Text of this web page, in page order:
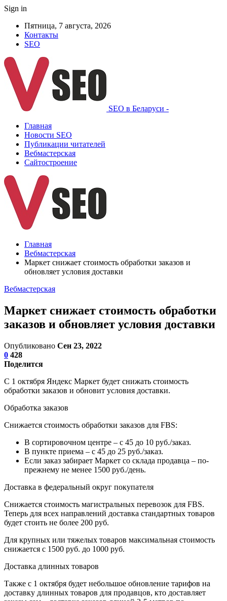
Sign in
Пятница, 7 августа, 2026
Контакты
SEO
SEO в Беларуси -
Главная
Новости SEO
Публикации читателей
Вебмастерская
Сайтостроение
Главная
Вебмастерская
Маркет снижает стоимость обработки заказов и
обновляет условия доставки
Вебмастерская
Маркет снижает стоимость обработки
заказов и обновляет условия доставки
Опубликовано Сен 23, 2022
0 428
Поделится
С 1 октября Яндекс Маркет будет снижать стоимость
обработки заказов и обновит условия доставки.
Обработка заказов
Снижается стоимость обработки заказов для FBS:
В сортировочном центре – с 45 до 10 руб./заказ.
В пункте приема – с 45 до 25 руб./заказ.
Если заказ забирает Маркет со склада продавца – по-
прежнему не менее 1500 руб./день.
Доставка в федеральный округ покупателя
Cнижается стоимость магистральных перевозок для FBS.
Теперь для всех направлений доставка стандартных товаров
будет стоить не более 200 руб.
Для крупных или тяжелых товаров максимальная стоимость
снижается с 1500 руб. до 1000 руб.
Доставка длинных товаров
Также с 1 октября будет небольшое обновление тарифов на
доставку длинных товаров для продавцов, кто доставляет